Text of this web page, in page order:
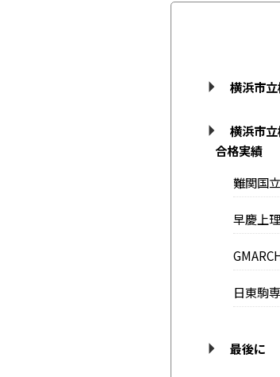
横浜市
横浜市
合格実績
難関国
早慶上
日東駒
最後に